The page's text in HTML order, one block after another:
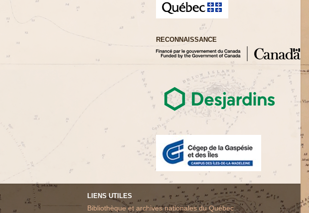
RECONNAISSANCE
LIENS UTILES
Bibliothèque et archives nationales du Québec